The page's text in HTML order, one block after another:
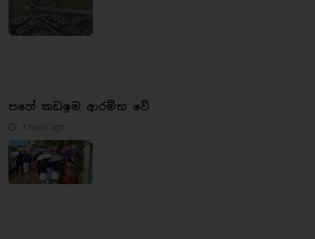
පහේ කඩඉම ආරම්භ වේ
3 hours ago